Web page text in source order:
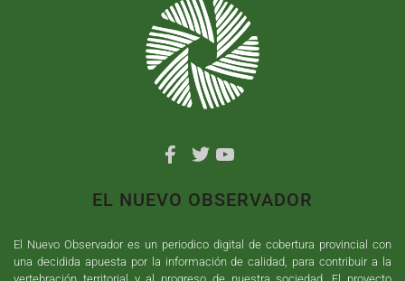
EL NUEVO OBSERVADOR
El Nuevo Observador es un periodico digital de cobertura provincial con
una decidida apuesta por la información de calidad, para contribuir a la